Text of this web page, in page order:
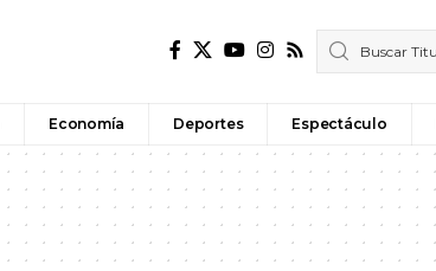
Economía Deportes Espectáculo